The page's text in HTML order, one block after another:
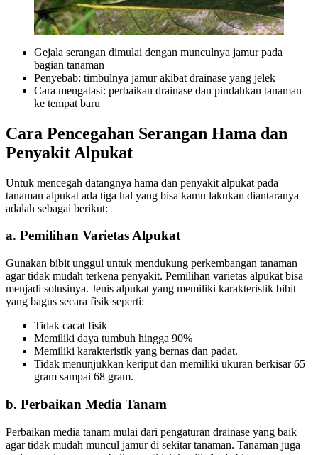
Gejala serangan dimulai dengan munculnya jamur pada
bagian tanaman
Penyebab: timbulnya jamur akibat drainase yang jelek
Cara mengatasi: perbaikan drainase dan pindahkan tanaman
ke tempat baru
Cara Pencegahan Serangan Hama dan
Penyakit Alpukat
Untuk mencegah datangnya hama dan penyakit alpukat pada
tanaman alpukat ada tiga hal yang bisa kamu lakukan diantaranya
adalah sebagai berikut:
a. Pemilihan Varietas Alpukat
Gunakan bibit unggul untuk mendukung perkembangan tanaman
agar tidak mudah terkena penyakit. Pemilihan varietas alpukat bisa
menjadi solusinya. Jenis alpukat yang memiliki karakteristik bibit
yang bagus secara fisik seperti:
Tidak cacat fisik
Memiliki daya tumbuh hingga 90%
Memiliki karakteristik yang bernas dan padat.
Tidak menunjukkan keriput dan memiliki ukuran berkisar 65
gram sampai 68 gram.
b. Perbaikan Media Tanam
Perbaikan media tanam mulai dari pengaturan drainase yang baik
agar tidak mudah muncul jamur di sekitar tanaman. Tanaman juga